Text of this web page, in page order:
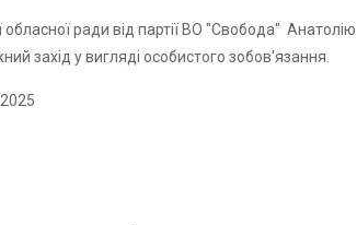
ради від партії ВО "Свобода" Анатолію
захід у вигляді особистого зобов'язання.